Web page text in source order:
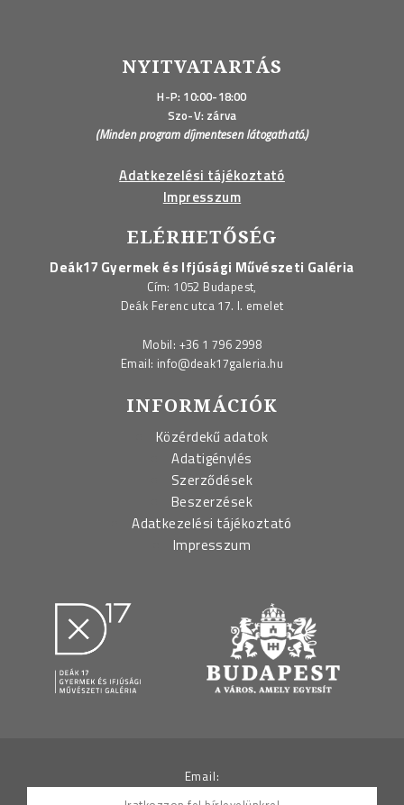
NYITVATARTÁS
H-P: 10:00-18:00
Szo-V: zárva
(Minden program díjmentesen látogatható.)
Adatkezelési tájékoztató
Impresszum
ELÉRHETŐSÉG
Deák17 Gyermek és Ifjúsági Művészeti Galéria
Cím: 1052 Budapest,
Deák Ferenc utca 17. I. emelet
Mobil: +36 1 796 2998
Email: info@deak17galeria.hu
INFORMÁCIÓK
Közérdekű adatok
Adatigénylés
Szerződések
Beszerzések
Adatkezelési tájékoztató
Impresszum
Email: